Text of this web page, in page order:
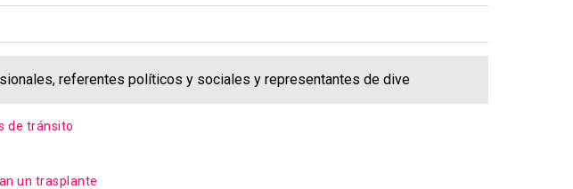
referentes políticos y sociales y representantes de dive
de tránsito
un trasplante